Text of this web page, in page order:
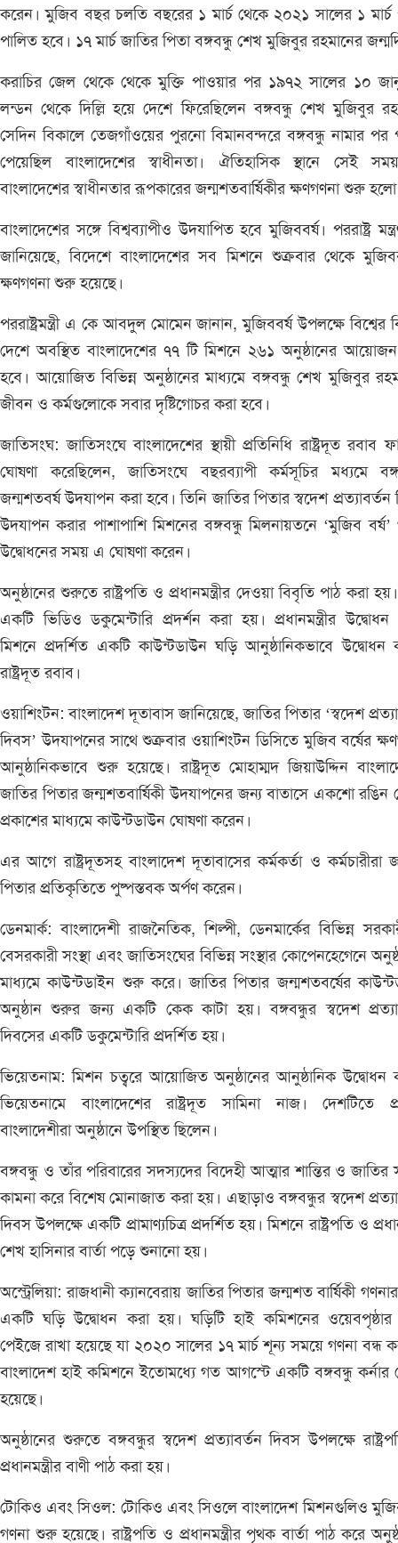
করেন। মুজিব বছর চলতি বছরের ১ মার্চ থেকে ২০২১ সালের ১ মার্চ
পালিত হবে। ১৭ মার্চ জাতির পিতা বঙ্গবন্ধু শেখ মুজিবুর রহমানের
করাচির জেল থেকে থেকে মুক্তি পাওয়ার পর ১৯৭২ সালের ১০
লন্ডন থেকে দিল্লি হয়ে দেশে ফিরেছিলেন বঙ্গবন্ধু শেখ মুজিবুর
সেদিন বিকালে তেজগাঁওয়ের পুরনো বিমানবন্দরে বঙ্গবন্ধু নামার পর
পেয়েছিল বাংলাদেশের স্বাধীনতা। ঐতিহাসিক স্থানে সেই
বাংলাদেশের স্বাধীনতার রূপকারের জন্মশতবার্ষিকীর ক্ষণগণনা শুরু
বাংলাদেশের সঙ্গে বিশ্বব্যাপীও উদযাপিত হবে মুজিববর্ষ। পররাষ্ট্র
জানিয়েছে, বিদেশে বাংলাদেশের সব মিশনে শুক্রবার থেকে
ক্ষণগণনা শুরু হয়েছে।
পররাষ্ট্রমন্ত্রী এ কে আবদুল মোমেন জানান, মুজিববর্ষ উপলক্ষে বিশ্বের
দেশে অবস্থিত বাংলাদেশের ৭৭ টি মিশনে ২৬১ অনুষ্ঠানের
হবে। আয়োজিত বিভিন্ন অনুষ্ঠানের মাধ্যমে বঙ্গবন্ধু শেখ মুজিবুর
জীবন ও কর্মগুলোকে সবার দৃষ্টিগোচর করা হবে।
জাতিসংঘ: জাতিসংঘে বাংলাদেশের স্থায়ী প্রতিনিধি রাষ্ট্রদূত রবাব
ঘোষণা করেছিলেন, জাতিসংঘে বছরব্যাপী কর্মসূচির মধ্যমে
জন্মশতবর্ষ উদযাপন করা হবে। তিনি জাতির পিতার স্বদেশ প্রত্যাবর্তন
উদযাপন করার পাশাপাশি মিশনের বঙ্গবন্ধু মিলনায়তনে ‘মুজিব বর্ষ’
উদ্বোধনের সময় এ ঘোষণা করেন।
অনুষ্ঠানের শুরুতে রাষ্ট্রপতি ও প্রধানমন্ত্রীর দেওয়া বিবৃতি পাঠ করা
একটি ভিডিও ডকুমেন্টারি প্রদর্শন করা হয়। প্রধানমন্ত্রীর উদ্বোধন
মিশনে প্রদর্শিত একটি কাউন্টডাউন ঘড়ি আনুষ্ঠানিকভাবে উদ্বোধন
রাষ্ট্রদূত রবাব।
ওয়াশিংটন: বাংলাদেশ দূতাবাস জানিয়েছে, জাতির পিতার ‘স্বদেশ
দিবস’ উদযাপনের সাথে শুক্রবার ওয়াশিংটন ডিসিতে মুজিব বর্ষের
আনুষ্ঠানিকভাবে শুরু হয়েছে। রাষ্ট্রদূত মোহাম্মদ জিয়াউদ্দিন
জাতির পিতার জন্মশতবার্ষিকী উদযাপনের জন্য বাতাসে একশো রঙিন
প্রকাশের মাধ্যমে কাউন্টডাউন ঘোষণা করেন।
এর আগে রাষ্ট্রদূতসহ বাংলাদেশ দূতাবাসের কর্মকর্তা ও কর্মচারীরা
পিতার প্রতিকৃতিতে পুষ্পস্তবক অর্পণ করেন।
ডেনমার্ক: বাংলাদেশী রাজনৈতিক, শিল্পী, ডেনমার্কের বিভিন্ন
বেসরকারী সংস্থা এবং জাতিসংঘের বিভিন্ন সংস্থার কোপেনহেগেনে
মাধ্যমে কাউন্টডাইন শুরু করে। জাতির পিতার জন্মশতবর্ষের
অনুষ্ঠান শুরুর জন্য একটি কেক কাটা হয়। বঙ্গবন্ধুর স্বদেশ
দিবসের একটি ডকুমেন্টারি প্রদর্শিত হয়।
ভিয়েতনাম: মিশন চত্বরে আয়োজিত অনুষ্ঠানের আনুষ্ঠানিক উদ্বোধন
ভিয়েতনামে বাংলাদেশের রাষ্ট্রদূত সামিনা নাজ। দেশটিতে
বাংলাদেশীরা অনুষ্ঠানে উপস্থিত ছিলেন।
বঙ্গবন্ধু ও তাঁর পরিবারের সদস্যদের বিদেহী আত্মার শান্তির ও জাতির
কামনা করে বিশেষ মোনাজাত করা হয়। এছাড়াও বঙ্গবন্ধুর স্বদেশ
দিবস উপলক্ষে একটি প্রামাণ্যচিত্র প্রদর্শিত হয়। মিশনে রাষ্ট্রপতি ও
শেখ হাসিনার বার্তা পড়ে শুনানো হয়।
অস্ট্রেলিয়া: রাজধানী ক্যানবেরায় জাতির পিতার জন্মশত বার্ষিকী
একটি ঘড়ি উদ্বোধন করা হয়। ঘড়িটি হাই কমিশনের
পেইজে রাখা হয়েছে যা ২০২০ সালের ১৭ মার্চ শূন্য সময়ে গণনা বন্ধ
বাংলাদেশ হাই কমিশনে ইতোমধ্যে গত আগস্টে একটি বঙ্গবন্ধু কর্নার
হয়েছে।
অনুষ্ঠানের শুরুতে বঙ্গবন্ধুর স্বদেশ প্রত্যাবর্তন দিবস উপলক্ষে
প্রধানমন্ত্রীর বাণী পাঠ করা হয়।
টোকিও এবং সিওল: টোকিও এবং সিওলে বাংলাদেশ মিশনগুলিও
গণনা শুরু হয়েছে। রাষ্ট্রপতি ও প্রধানমন্ত্রীর পৃথক বার্তা পাঠ করে